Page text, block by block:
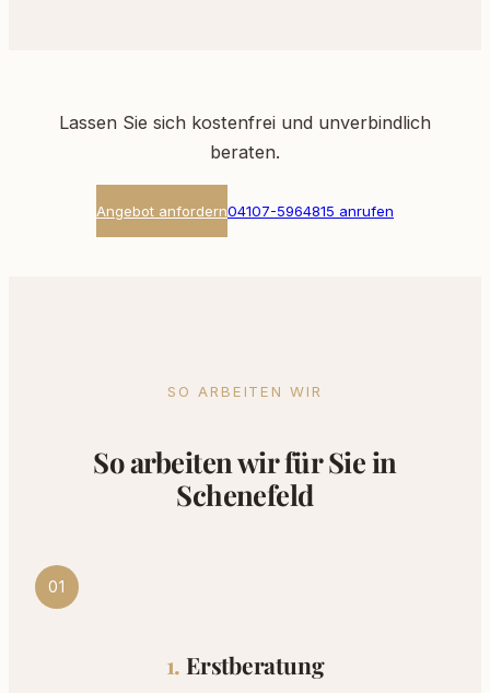
Lassen Sie sich kostenfrei und unverbindlich
beraten.
Angebot anfordern04107-5964815 anrufen
SO ARBEITEN WIR
So arbeiten wir für Sie in
Schenefeld
01
Erstberatung